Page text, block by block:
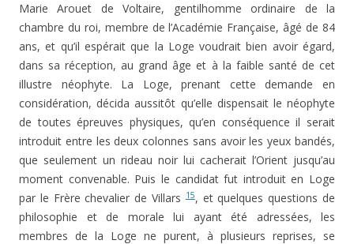
Marie Arouet de Voltaire, gentilhomme ordinaire de la
chambre du roi, membre de l’Académie Française, âgé de 84
ans, et qu’il espérait que la Loge voudrait bien avoir égard,
dans sa réception, au grand âge et à la faible santé de cet
illustre néophyte. La Loge, prenant cette demande en
considération, décida aussi­tôt qu’elle dispensait le néophyte
de toutes épreuves phy­siques, qu’en conséquence il serait
introduit entre les deux colonnes sans avoir les yeux bandés,
que seulement un rideau noir lui cacherait l’Orient jusqu’au
moment convenable. Puis le candidat fut introduit en Loge
par le Frère chevalier de Villars15, et quelques questions de
philosophie et de morale lui ayant été adressées, les
membres de la Loge ne purent, à plusieurs reprises, se